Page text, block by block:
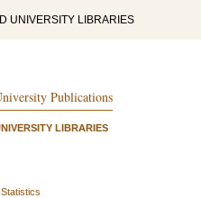
UNIVERSITY LIBRARIES
Publications
LIBRARIES
Statistics